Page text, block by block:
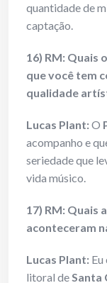
quantidade de
captação.
16) RM: Quais
que você tem
qualidade
Lucas Plant:O
acompanho e
seriedade que
vida músico.
17) RM: Quais
aconteceram
Lucas Plant:
litoral deSanta